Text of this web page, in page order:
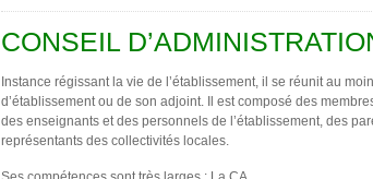
CONSEIL
Instance régissant la vie de l’établissement, il se réunit au
d’établissement ou de son adjoint. Il est composé des
des enseignants et des personnels de l’établissement, des
représentants des collectivités locales.